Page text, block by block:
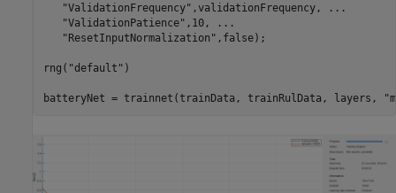
"ValidationFrequency" ,validationFrequency,
...
"ValidationPatience" ,10,
...
"ResetInputNormalization" ,false);
rng( "default" )
batteryNet = trainnet(trainData, trainRulData, layers,